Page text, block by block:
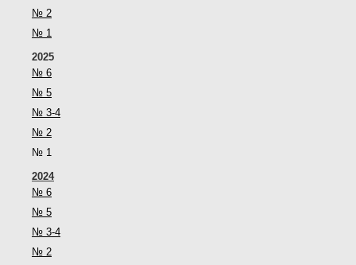
№ 2
№ 1
2025
№ 6
№ 5
№ 3-4
№ 2
№ 1
2024
№ 6
№ 5
№ 3-4
№ 2